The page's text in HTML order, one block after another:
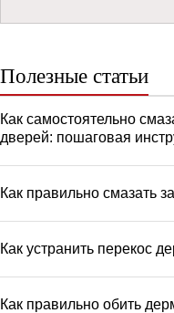
Полезные статьи
Как самостоятельно
дверей: пошаговая
Как правильно смазать
Как устранить перекос
Как правильно обить